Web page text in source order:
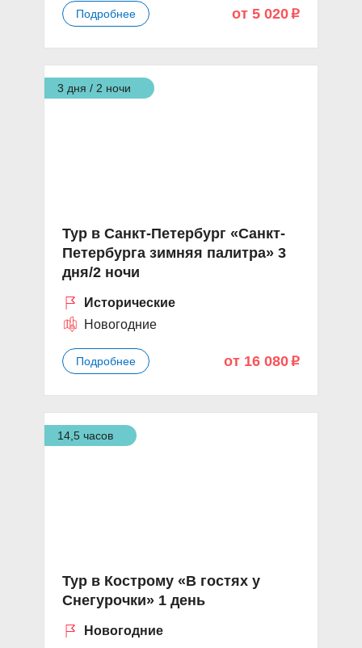
Подробнее от 5 020 p
3 дня / 2 ночи
Тур в Санкт-Петербург «Санкт-
Петербурга зимняя палитра» 3
дня/2 ночи
Исторические
Новогодние
Подробнее от 16 080 p
14,5 часов
Тур в Кострому «В гостях у
Снегурочки» 1 день
Новогодние